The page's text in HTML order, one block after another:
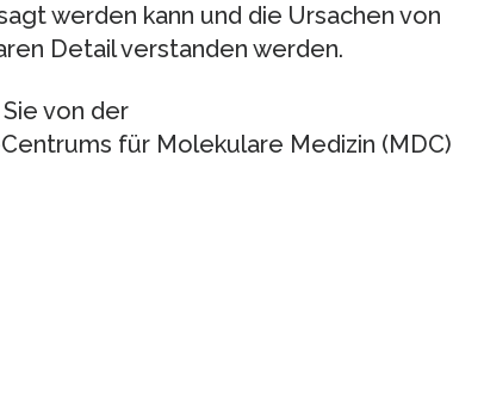
werden kann und die Ursachen von
Detail verstanden werden.
von der
für Molekulare Medizin (MDC)